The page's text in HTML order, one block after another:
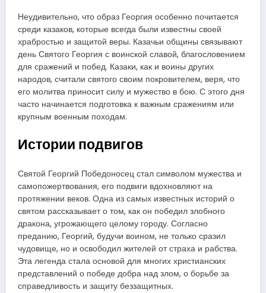
Неудивительно, что образ Георгия особенно почитается
среди казаков, которые всегда были известны своей
храбростью и защитой веры. Казачьи общины связывают
день Святого Георгия с воинской славой, благословением
для сражений и побед. Казаки, как и воины других
народов, считали святого своим покровителем, веря, что
его молитва приносит силу и мужество в бою. С этого дня
часто начинается подготовка к важным сражениям или
крупным военным походам.
Истории подвигов
Святой Георгий Победоносец стал символом мужества и
самопожертвования, его подвиги вдохновляют на
протяжении веков. Одна из самых известных историй о
святом рассказывает о том, как он победил злобного
дракона, угрожающего целому городу. Согласно
преданию, Георгий, будучи воином, не только сразил
чудовище, но и освободил жителей от страха и рабства.
Эта легенда стала основой для многих христианских
представлений о победе добра над злом, о борьбе за
справедливость и защиту беззащитных.